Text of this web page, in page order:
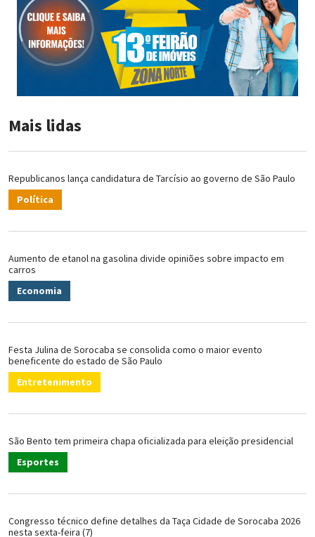
Mais lidas
Republicanos lança candidatura de Tarcísio ao governo de São Paulo
Política
Aumento de etanol na gasolina divide opiniões sobre impacto em
carros
Economia
Festa Julina de Sorocaba se consolida como o maior evento
beneficente do estado de São Paulo
Entretenimento
São Bento tem primeira chapa oficializada para eleição presidencial
Esportes
Congresso técnico define detalhes da Taça Cidade de Sorocaba 2026
nesta sexta-feira (7)